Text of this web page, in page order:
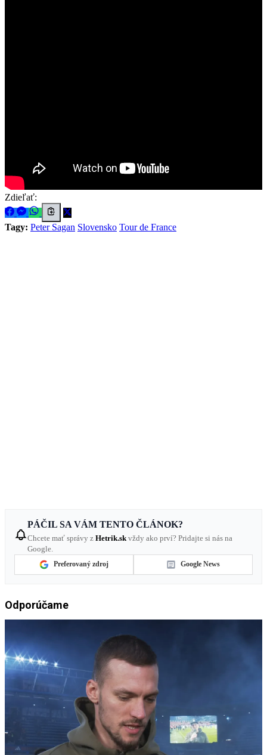
Zdieľať:
Tagy: Peter Sagan Slovensko Tour de France
PÁČIL SA VÁM TENTO ČLÁNOK?
Chcete mať správy z Hetrik.sk vždy ako prví? Pridajte si nás na
Google.
Preferovaný zdroj Google News
Odporúčame